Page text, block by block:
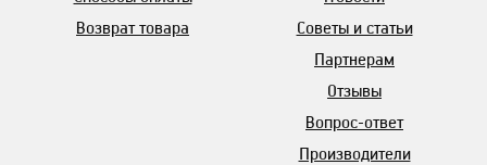
Возврат товара
Советы и статьи
Партнерам
Отзывы
Вопрос-ответ
Производители